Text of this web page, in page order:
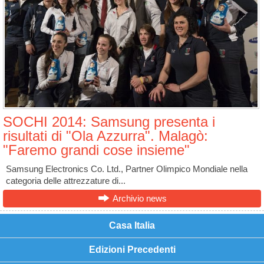
SOCHI 2014: Samsung presenta i
risultati di "Ola Azzurra". Malagò:
"Faremo grandi cose insieme"
Samsung Electronics Co. Ltd., Partner Olimpico Mondiale nella
categoria delle attrezzature di...
Archivio news
Casa Italia
Edizioni Precedenti